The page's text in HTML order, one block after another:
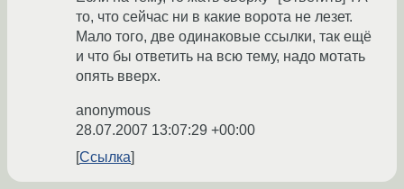
то, что сейчас ни в какие ворота не лезет.
Мало того, две одинаковые ссылки, так ещё
и что бы ответить на всю тему, надо мотать
опять вверх.
anonymous
28.07.2007 13:07:29 +00:00
Ссылка